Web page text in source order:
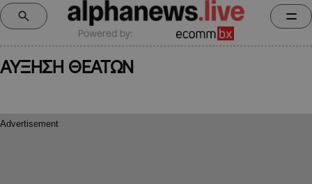
Powered by:
ΑΥΞΗΣΗ ΘΕΑΤΩΝ